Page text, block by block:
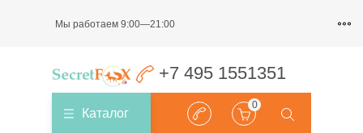
Мы работаем 9:00—21:00
+7 495 1551351
Каталог
0